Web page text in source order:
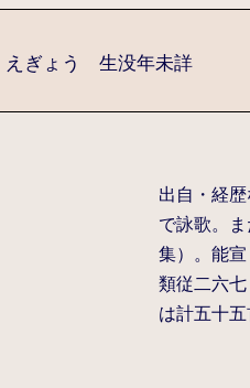
えぎょう 生没年未詳
出自・経
で詠歌。
集）。能
類従二六
は計五十